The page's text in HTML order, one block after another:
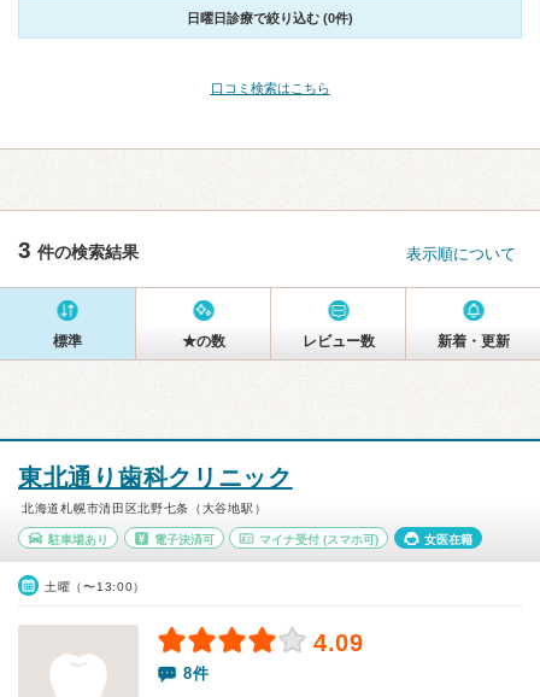
日曜日診療で絞り込む (0件)
口コミ検索はこちら
3 件の検索結果 表示順について
標準 ★の数 レビュー数 新着・更新
東北通り歯科クリニック
北海道札幌市清田区北野七条（大谷地駅）
駐車場あり 電子決済可 マイナ受付 (スマホ可) 女医在籍
土曜（〜13:00）
4.09
8件